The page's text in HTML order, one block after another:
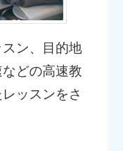
ン、目的地
どの高速教
ッスンをさ